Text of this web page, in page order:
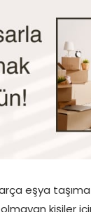
eşya
kişiler